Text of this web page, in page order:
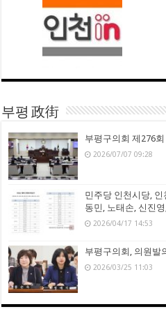
부평 政街
부평구의회 제276
2026/07/07 09:28
민주당 인천시당,
동민, 노태손, 신진
2026/04/17 14:53
부평구의회, 의원발
2026/03/25 11:03